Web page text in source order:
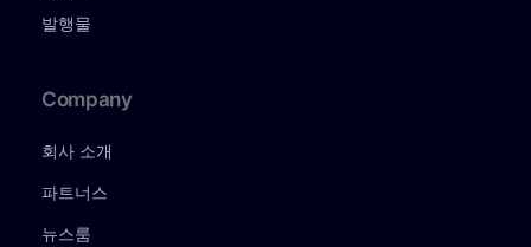
발행물
Company
회사 소개
파트너스
뉴스룸